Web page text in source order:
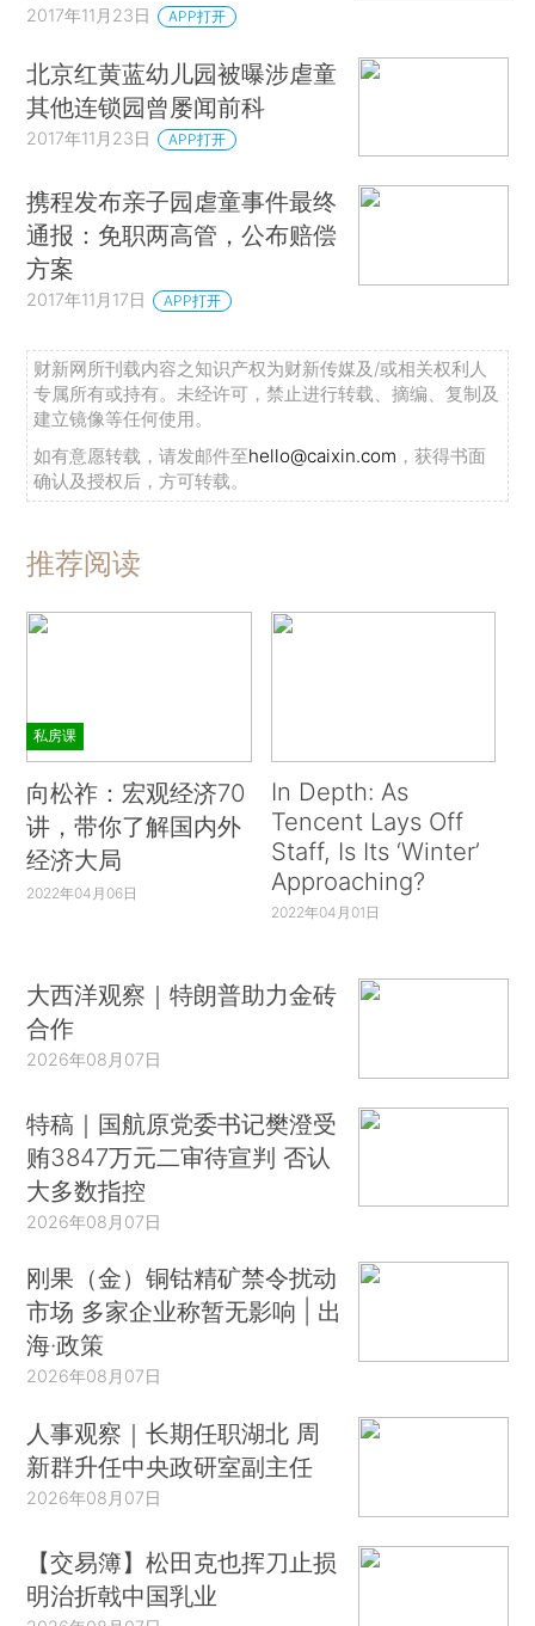
2017年11月23日 APP打开
北京红黄蓝幼儿园被曝涉虐童
其他连锁园曾屡闻前科
2017年11月23日 APP打开
携程发布亲子园虐童事件最终
通报：免职两高管，公布赔偿
方案
2017年11月17日 APP打开
财新网所刊载内容之知识产权为财新传媒及/或相关权利人
专属所有或持有。未经许可，禁止进行转载、摘编、复制及
建立镜像等任何使用。
如有意愿转载，请发邮件至hello@caixin.com ，获得书面
确认及授权后，方可转载。
推荐阅读
私房课
向松祚：宏观经济70
讲，带你了解国内外
经济大局
2022年04月06日
In Depth: As
Tencent Lays Off
Staff, Is Its ‘Winter’
Approaching?
2022年04月01日
大西洋观察｜特朗普助力金砖
合作
2026年08月07日
特稿｜国航原党委书记樊澄受
贿3847万元二审待宣判 否认
大多数指控
2026年08月07日
刚果（金）铜钴精矿禁令扰动
市场 多家企业称暂无影响 | 出
海·政策
2026年08月07日
人事观察｜长期任职湖北 周
新群升任中央政研室副主任
2026年08月07日
【交易簿】松田克也挥刀止损
明治折戟中国乳业